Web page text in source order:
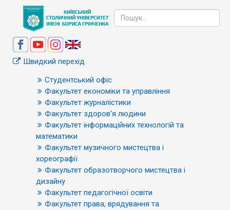
Швидкий перехід
Студентський офіс
Факультет економіки та управління
Факультет журналістики
Факультет здоров’я людини
Факультет інформаційних технологій та
математики
Факультет музичного мистецтва і
хореографії
Факультет образотворчого мистецтва і
дизайну
Факультет педагогічної освіти
Факультет права, врядування та